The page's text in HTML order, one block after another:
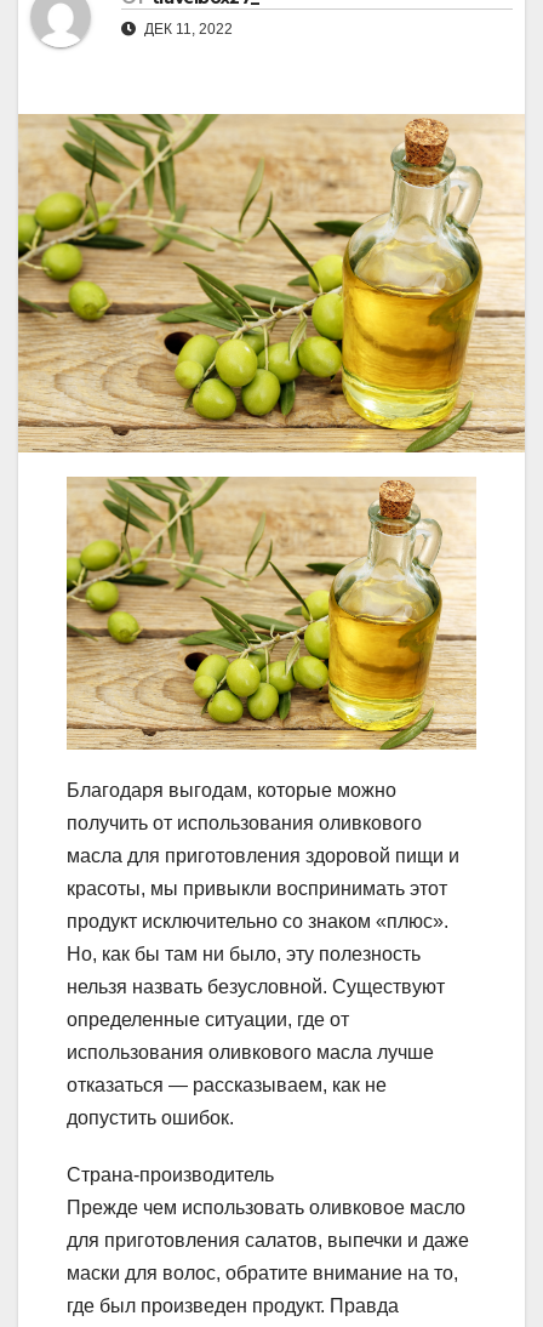
ДЕК 11, 2022
Благодаря выгодам, которые можно
получить от использования оливкового
масла для приготовления здоровой пищи и
красоты, мы привыкли воспринимать этот
продукт исключительно со знаком «плюс».
Но, как бы там ни было, эту полезность
нельзя назвать безусловной. Существуют
определенные ситуации, где от
использования оливкового масла лучше
отказаться — рассказываем, как не
допустить ошибок.
Страна-производитель
Прежде чем использовать оливковое масло
для приготовления салатов, выпечки и даже
маски для волос, обратите внимание на то,
где был произведен продукт. Правда